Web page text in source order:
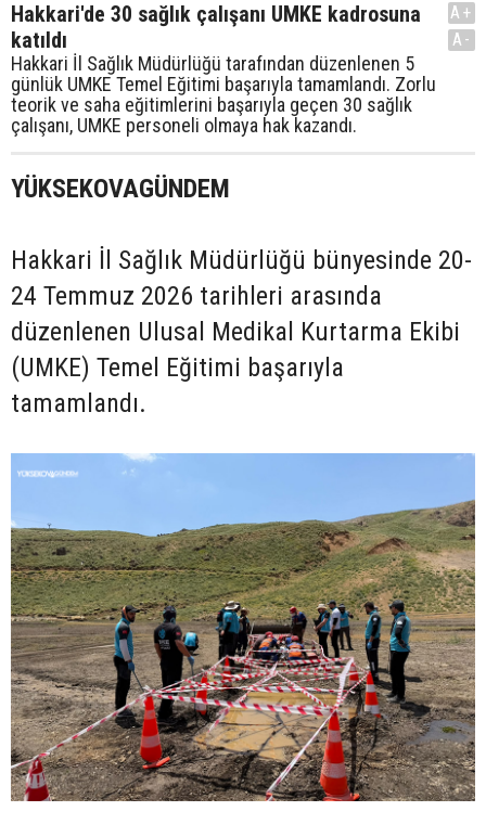
Hakkari'de 30 sağlık çalışanı UMKE kadrosuna
katıldı
Hakkari İl Sağlık Müdürlüğü tarafından düzenlenen 5
günlük UMKE Temel Eğitimi başarıyla tamamlandı. Zorlu
teorik ve saha eğitimlerini başarıyla geçen 30 sağlık
çalışanı, UMKE personeli olmaya hak kazandı.
A+
A-
YÜKSEKOVAGÜNDEM
Hakkari İl Sağlık Müdürlüğü bünyesinde 20-
24 Temmuz 2026 tarihleri arasında
düzenlenen Ulusal Medikal Kurtarma Ekibi
(UMKE) Temel Eğitimi başarıyla
tamamlandı.